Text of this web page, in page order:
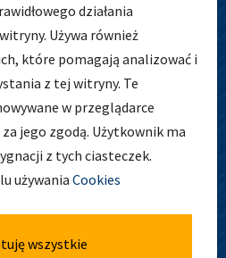
ADRES
Przedszkolny nr 5
działania
Używa również
które pomagają analizować i
z tej witryny. Te
w przeglądarce
jego zgodą. Użytkownik ma
z tych ciasteczek.
używania Cookies
wszystkie